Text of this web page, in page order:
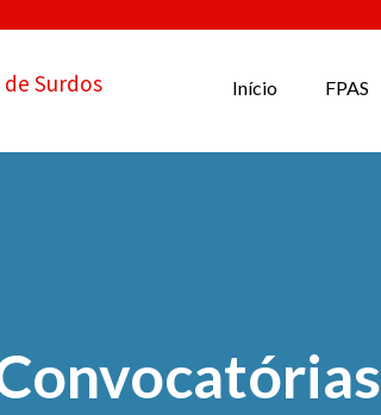
Surdos Início FPAS